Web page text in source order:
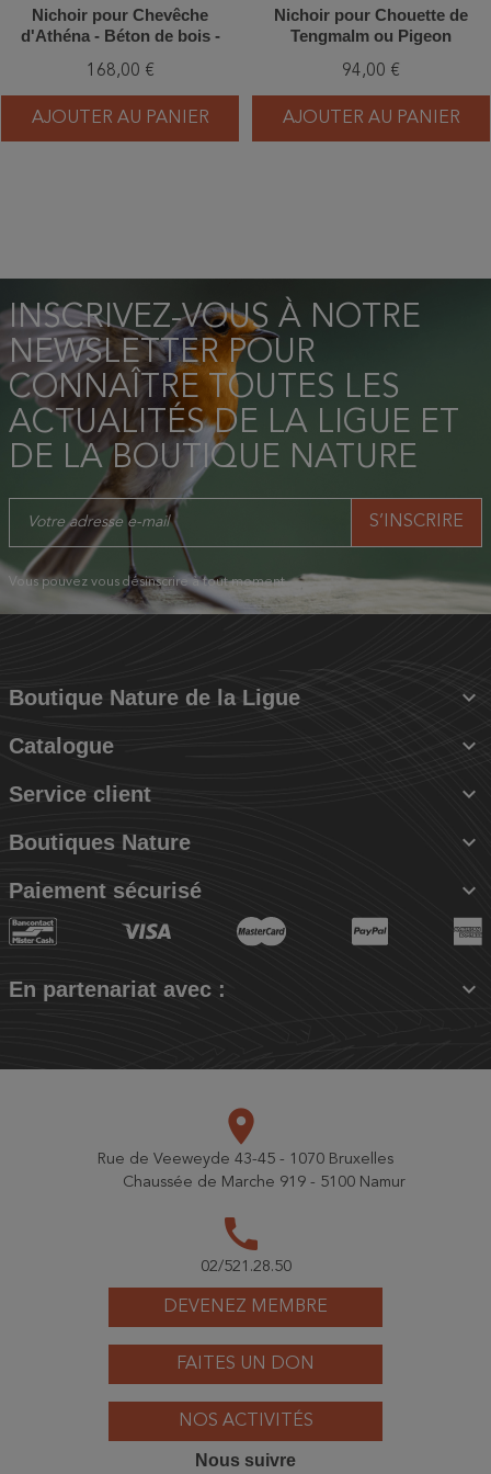
Nichoir pour Chevêche
d'Athéna - Béton de bois -
168,00 €
AJOUTER AU PANIER
Nichoir pour Chouette de
Tengmalm ou Pigeon
Schwegler (N° 4 - 171/9)
94,00 €
AJOUTER AU PANIER
INSCRIVEZ-VOUS À NOTRE
NEWSLETTER POUR
CONNAÎTRE TOUTES LES
ACTUALITÉS DE LA LIGUE ET
DE LA BOUTIQUE NATURE
Vous pouvez vous désinscrire à tout moment.
Boutique Nature de la Ligue 
Catalogue 
Service client 
Boutiques Nature 
Paiement sécurisé 
En partenariat avec : 
DEVENEZ MEMBRE
FAITES UN DON
NOS ACTIVITÉS
place
Rue de Veeweyde 43-45 - 1070 Bruxelles
Chaussée de Marche 919 - 5100 Namur
call
02/521.28.50
Nous suivre